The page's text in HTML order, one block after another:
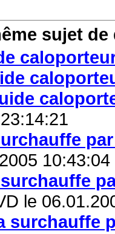
sujet
10:43:04
le
surchauffe